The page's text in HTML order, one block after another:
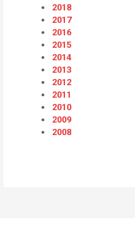
2018
2017
2016
2015
2014
2013
2012
2011
2010
2009
2008